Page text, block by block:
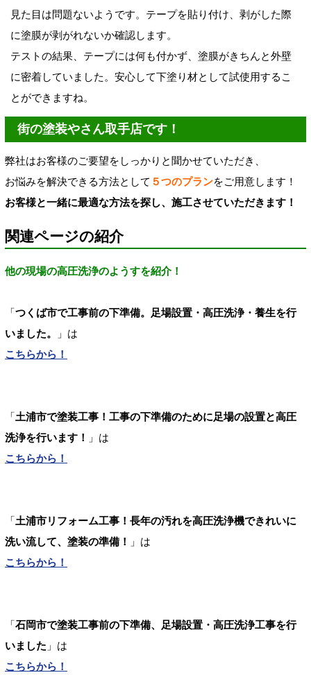
見た目は問題ないようです。テープを貼り付け、剥がした際
に塗膜が剥がれないか確認します。
テストの結果、テープには何も付かず、塗膜がきちんと外壁
に密着していました。安心して下塗り材として試使用するこ
とができますね。
街の塗装やさん取手店です！
弊社はお客様のご要望をしっかりと聞かせていただき、
お悩みを解決できる方法として ５つのプランをご用意します！
お客様と一緒に最適な方法を探し、施工させていただきます！
関連ページの紹介
他の現場の高圧洗浄のようすを紹介！
「 つくば市で工事前の下準備。足場設置・高圧洗浄・養生を行
いました。
」は
こちらから！
「 土浦市で塗装工事！工事の下準備のために足場の設置と高圧
洗浄を行います！
」は
こちらから！
「 土浦市リフォーム工事！長年の汚れを高圧洗浄機できれいに
洗い流して、塗装の準備！
」は
こちらから！
「 石岡市で塗装工事前の下準備、足場設置・高圧洗浄工事を行
いました 」は
こちらから！